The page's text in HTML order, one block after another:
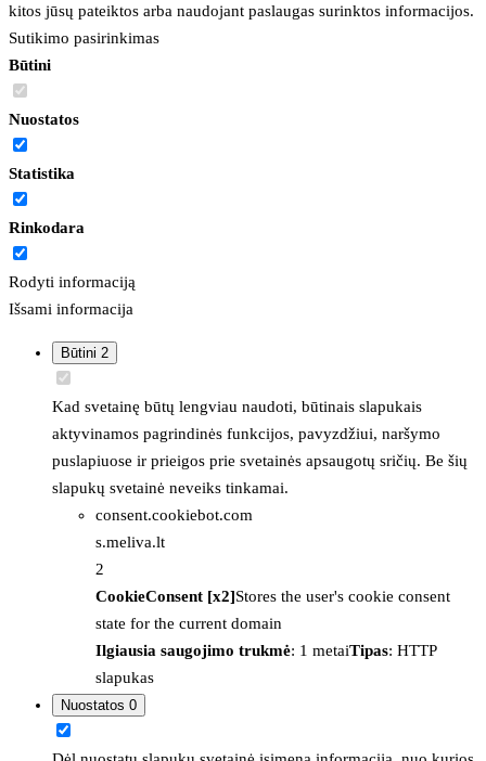
kitos jūsų pateiktos arba naudojant paslaugas surinktos informacijos.
Sutikimo pasirinkimas
Būtini
Nuostatos
Statistika
Rinkodara
Rodyti informaciją
Išsami informacija
Būtini 2
Kad svetainę būtų lengviau naudoti, būtinais slapukais
aktyvinamos pagrindinės funkcijos, pavyzdžiui, naršymo
puslapiuose ir prieigos prie svetainės apsaugotų sričių. Be šių
slapukų svetainė neveiks tinkamai.
consent.cookiebot.com
s.meliva.lt
2
CookieConsent [x2]Stores the user's cookie consent
state for the current domain
Ilgiausia saugojimo trukmė: 1 metaiTipas: HTTP
slapukas
Nuostatos 0